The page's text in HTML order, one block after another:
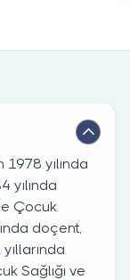
yılında
yılında
Çocuk
doçent,
Sağlığı ve